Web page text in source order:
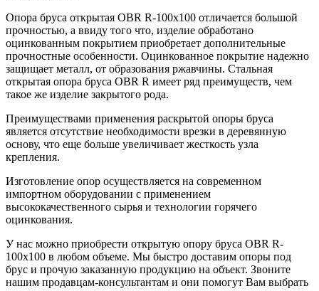
Опора бруса открытая OBR R-100x100 отличается большой
прочностью, а ввиду того что, изделие обработано
оцинкованным покрытием приобретает дополнительные
прочностные особенности. Оцинкованное покрытие надежно
защищает металл, от образования ржавчины. Стальная
открытая опора бруса OBR R имеет ряд преимуществ, чем
такое же изделие закрытого рода.
Преимуществами применения раскрытой опоры бруса
является отсутствие необходимости врезки в деревянную
основу, что еще больше увеличивает жесткость узла
крепления.
Изготовление опор осуществляется на современном
импортном оборудовании с применением
высококачественного сырья и технологии горячего
оцинкования.
У нас можно приобрести открытую опору бруса OBR R-
100x100 в любом объеме. Мы быстро доставим опоры под
брус и прочую заказанную продукцию на объект. Звоните
нашим продавцам-консультантам и они помогут Вам выбрать